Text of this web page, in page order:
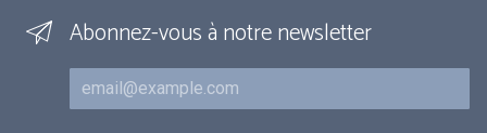
Abonnez-vous à notre newsletter
Courriel